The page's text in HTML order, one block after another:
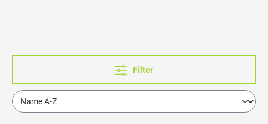
Filter